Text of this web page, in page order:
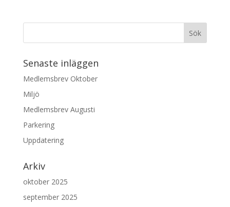
Senaste inläggen
Medlemsbrev Oktober
Miljö
Medlemsbrev Augusti
Parkering
Uppdatering
Arkiv
oktober 2025
september 2025